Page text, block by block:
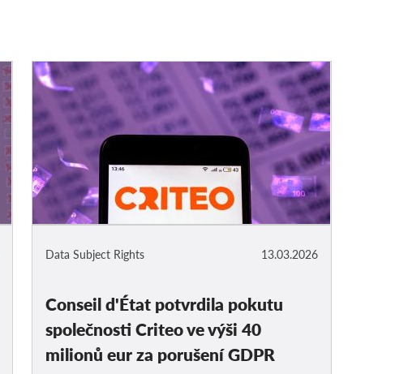
13.03.2026
Data Subject Rights
Conseil d'État potvrdila pokutu
společnosti Criteo ve výši 40
milionů eur za porušení GDPR